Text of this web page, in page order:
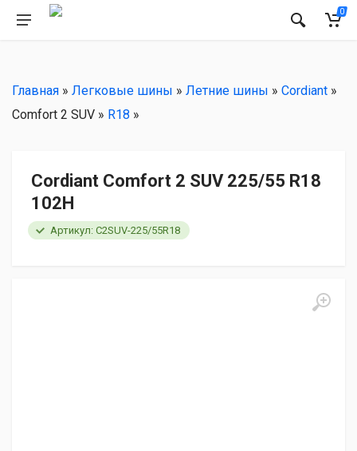
0
Главная » Легковые шины » Летние шины » Cordiant »
Comfort 2 SUV » R18 »
Cordiant Comfort 2 SUV 225/55 R18
102H
Артикул: C2SUV-225/55R18